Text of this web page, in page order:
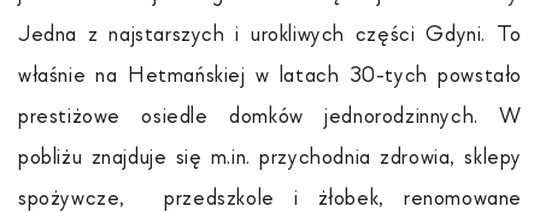
Jedna z najstarszych i urokliwych części Gdyni. To
właśnie na Hetmańskiej w latach 30-tych powstało
prestiżowe osiedle domków jednorodzinnych. W
pobliżu znajduje się m.in. przychodnia zdrowia, sklepy
spożywcze, przedszkole i żłobek, renomowane